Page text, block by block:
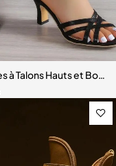
décontractées
à Talons Hauts et